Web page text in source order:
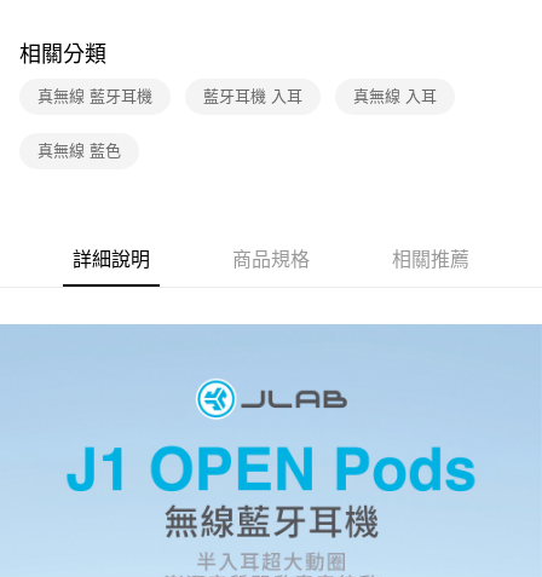
相關分類
真無線 藍牙耳機 藍牙耳機 入耳 真無線 入耳
真無線 藍色
詳細說明 商品規格 相關推薦